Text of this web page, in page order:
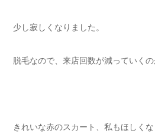
少し寂しくなりました。
脱毛なので、来店回数が減っていくの
きれいな赤のスカート、私もほしく